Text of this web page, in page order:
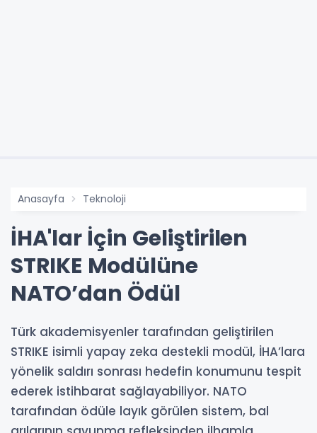
Anasayfa Teknoloji
İHA'lar İçin Geliştirilen
STRIKE Modülüne
NATO’dan Ödül
Türk akademisyenler tarafından geliştirilen
STRIKE isimli yapay zeka destekli modül, İHA’lara
yönelik saldırı sonrası hedefin konumunu tespit
ederek istihbarat sağlayabiliyor. NATO
tarafından ödüle layık görülen sistem, bal